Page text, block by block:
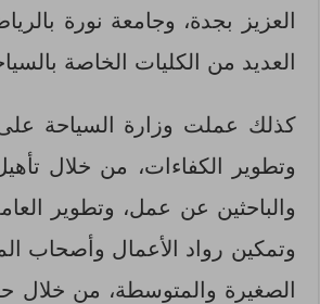
العزيز بجدة، وجامعة نورة
العديد من الكليات الخاصة
كذلك عملت وزارة السياحة على
وتطوير الكفاءات، من خلال
والباحثين عن عمل، وتطوير
وتمكين رواد الأعمال وأصحاب
الصغيرة والمتوسطة، من خلال